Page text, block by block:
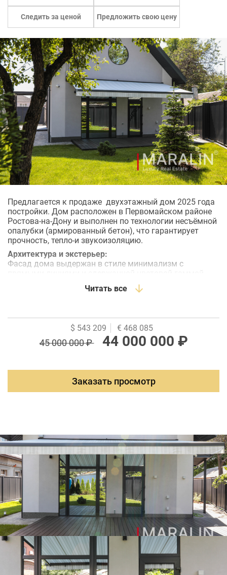
Следить за ценой Предложить свою цену
Предлагается к продаже двухэтажный дом 2025 года
постройки. Дом расположен в Первомайском районе
Ростова-на-Дону и выполнен по технологии несъёмной
опалубки (армированный бетон), что гарантирует
прочность, тепло-и звукоизоляцию.
Архитектура и экстерьер:
Фасад дома выдержан в стиле минимализм с
Стены -декоративная штукатурка Terraco на основе
мраморной крошки в светлом тоне и эффектно
потолков в 3,5 метра.
Дом разделен на две функциональные зоны:
Первый этаж:
панорамными окнами, выход на террасу под
-Мастер-спальня с гардеробной и санузлом;
-уютный холл
-гардеробная комната, санузел с ванной и душем, а
также две зеркальные спальни.
Выполнен ремонт по дизайн-проекта с
использованием качественных и дорогостоящих
материалов.
Кухонный гарнитур - мебельная фабрика
"Росдрев" (премиум-класс). Лестница из массива
ясеня.
В доме реализована автономная и надежная
инженерия:
Газовый котел Вахі в паре с накопительным бойлером
на 1000 литров - бесперебойное горячее
водоснабжение.
Читать все
$ 543 209 € 468 085
45 000 000 ₽ 44 000 000 ₽
Заказать просмотр